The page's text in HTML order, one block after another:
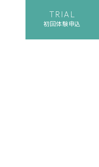
TRIAL
初回体験申込